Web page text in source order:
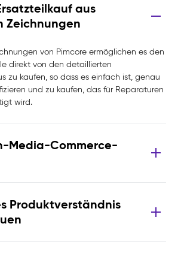
aus
Zeichnungen
von Pimcore ermöglichen es den
direkt von den detaillierten
zu kaufen, so dass es einfach ist, genau
und zu kaufen, das für Reparaturen
wird.
Media-Commerce-
Produktverständnis